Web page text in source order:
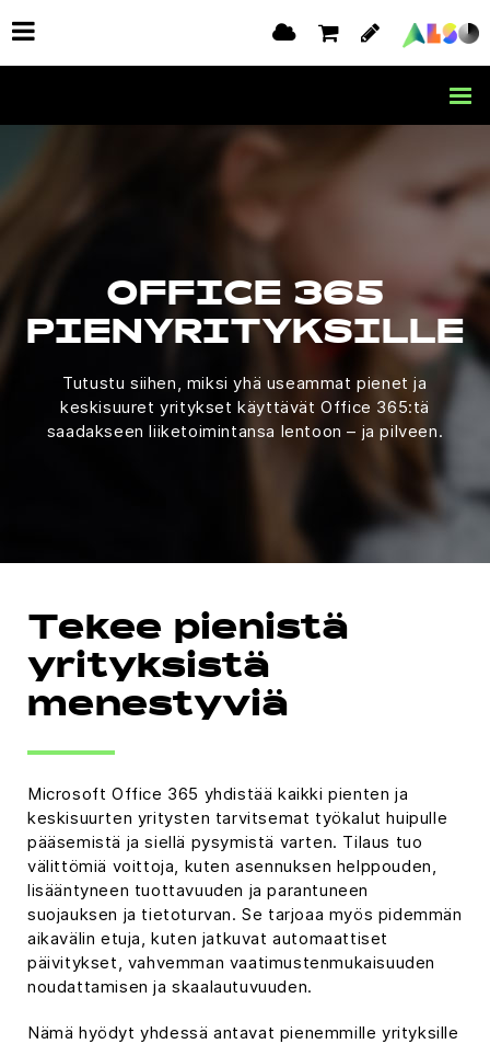
OFFICE 365
PIENYRITYKSILLE
Tutustu siihen, miksi yhä useammat pienet ja
keskisuuret yritykset käyttävät Office 365:tä
saadakseen liiketoimintansa lentoon – ja pilveen.
Tekee pienistä
yrityksistä
menestyviä
Microsoft Office 365 yhdistää kaikki pienten ja
keskisuurten yritysten tarvitsemat työkalut huipulle
pääsemistä ja siellä pysymistä varten. Tilaus tuo
välittömiä voittoja, kuten asennuksen helppouden,
lisääntyneen tuottavuuden ja parantuneen
suojauksen ja tietoturvan. Se tarjoaa myös pidemmän
aikavälin etuja, kuten jatkuvat automaattiset
päivitykset, vahvemman vaatimustenmukaisuuden
noudattamisen ja skaalautuvuuden.
Nämä hyödyt yhdessä antavat pienemmille yrityksille